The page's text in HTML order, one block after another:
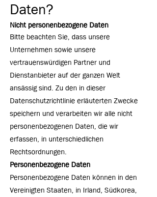
Daten?
Nicht personenbezogene Daten
Bitte beachten Sie, dass unsere
Unternehmen sowie unsere
vertrauenswürdigen Partner und
Dienstanbieter auf der ganzen Welt
ansässig sind. Zu den in dieser
Datenschutzrichtlinie erläuterten Zwecke
speichern und verarbeiten wir alle nicht
personenbezogenen Daten, die wir
erfassen, in unterschiedlichen
Rechtsordnungen.
Personenbezogene Daten
Personenbezogene Daten können in den
Vereinigten Staaten, in Irland, Südkorea,